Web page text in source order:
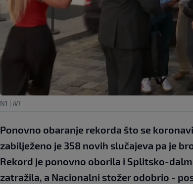
N1 | N1
Ponovno obaranje rekorda što se
zabilježeno je 358 novih slučajeva pa je
Rekord je ponovno oborila i Splitsko-
zatražila, a Nacionalni stožer odobrio -